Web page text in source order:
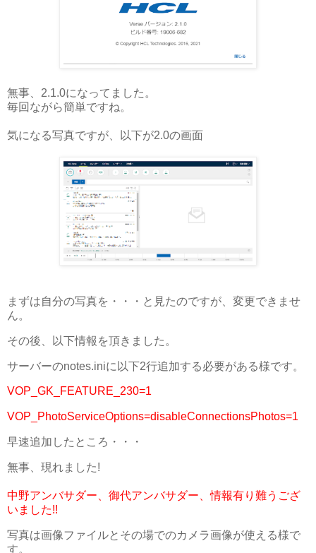
無事、2.1.0になってました。
毎回ながら簡単ですね。
気になる写真ですが、以下が2.0の画面
まずは自分の写真を・・・と見たのですが、変更できませ
ん。
その後、以下情報を頂きました。
サーバーのnotes.iniに以下2行追加する必要がある様です。
VOP_GK_FEATURE_230=1
VOP_PhotoServiceOptions=disableConnectionsPhotos=1
早速追加したところ・・・
無事、現れました!
中野アンバサダー、御代アンバサダー、情報有り難うござ
いました!!
写真は画像ファイルとその場でのカメラ画像が使える様で
す。